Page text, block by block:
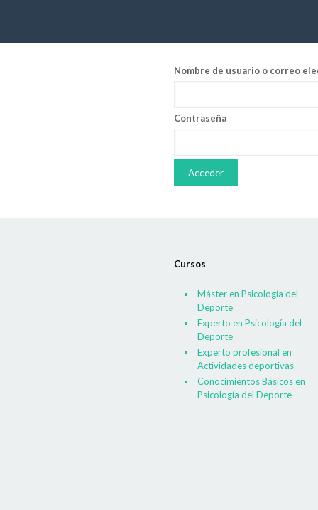
Nombre de usuario o correo
Contraseña
Cursos
Máster en Psicología del
Deporte
Experto en Psicología del
Deporte
Experto profesional en
Actividades deportivas
Conocimientos Básicos en
Psicología del Deporte